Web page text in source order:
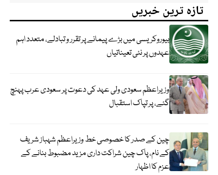
تازہ ترین خبریں
بیوروکریسی میں بڑے پیمانے پر تقرر و تبادلے، متعدد اہم
عہدوں پر نئی تعیناتیاں
وزیراعظم سعودی ولی عہد کی دعوت پر سعودی عرب پہنچ
گئے، پر تپاک استقبال
چین کے صدر کا خصوصی خط وزیراعظم شہباز شریف
کے نام، پاک چین شراکت داری مزید مضبوط بنانے کے
عزم کا اظہار